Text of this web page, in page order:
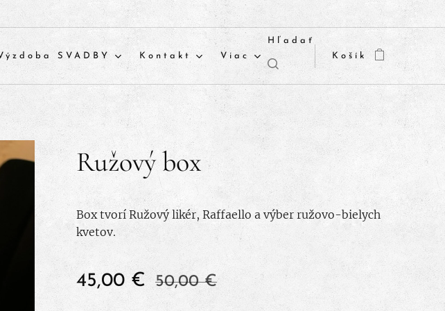
SVADBY Kontakt Viac
Hľadať
Košík
Ružový box
Box tvorí Ružový likér, Raffaello a výber ružovo-bielych
kvetov.
45,00 € 50,00€